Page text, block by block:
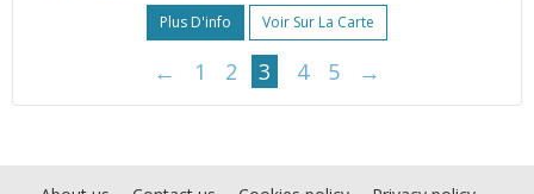
Plus D'info Voir Sur La Carte
← 1 2 3 4 5 →